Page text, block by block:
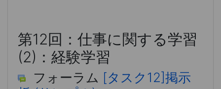
第12回：仕事に関する学習
(2)：経験学習
フォーラム [タスク12]掲示